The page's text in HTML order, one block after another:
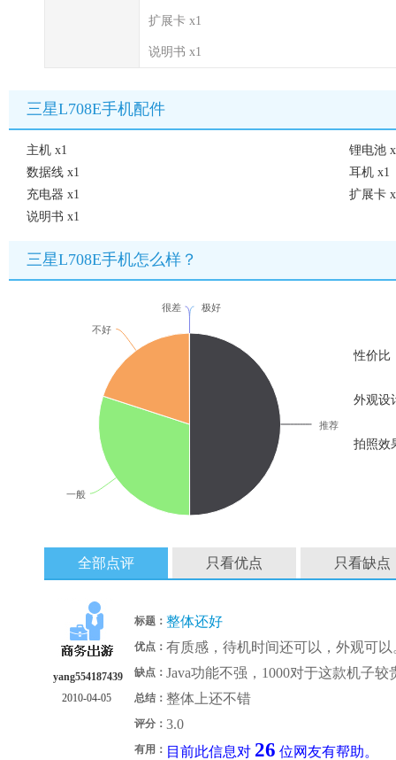
扩展卡 x1
说明书 x1
三星L708E手机配件
主机 x1
锂电池
数据线 x1
耳机 x1
充电器 x1
扩展卡
说明书 x1
三星L708E手机怎么样？
极好
推荐
一般
不好
很差
性价比
外观设
拍照效
全部点评 只看优点 只看缺点
yang554187439
2010-04-05
标题： 整体还好
优点： 有质感，待机时间还可以，外观可
缺点： Java功能不强，1000对于这款机子
总结： 整体上还不错
评分： 3.0
有用： 目前此信息对 26 位网友有帮助。